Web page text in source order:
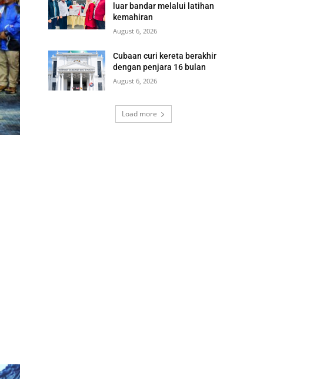
luar bandar melalui latihan
kemahiran
August 6, 2026
Cubaan curi kereta berakhir
dengan penjara 16 bulan
August 6, 2026
Load more